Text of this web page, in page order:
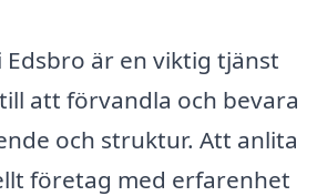
Edsbro är en viktig tjänst
att förvandla och bevara
och struktur. Att anlita
företag med erfarenhet